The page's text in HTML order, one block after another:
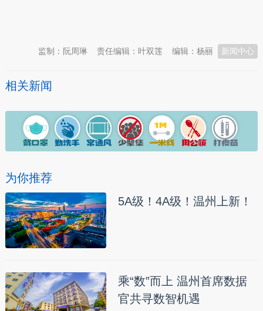
新闻中心
编辑：杨丽
责任编辑：叶双莲
监制：阮周琳
相关新闻
为你推荐
5A级！4A级！温州上新！
乘“数”而上 温州首席数据
官共寻数智机遇